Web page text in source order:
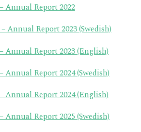
Annual Report 2022
Annual Report 2023 (Swedish)
Annual Report 2023 (English)
Report 2024 (Swedish)
Annual Report 2024 (English)
Report 2025 (Swedish)